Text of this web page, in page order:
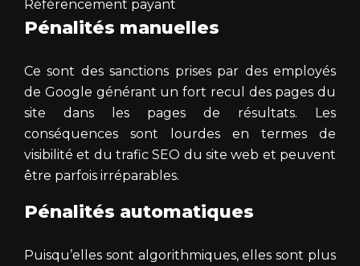
Référencement payant
Pénalités manuelles
Ce sont des sanctions prises par des employés
de Google générant un fort recul des pages du
site dans les pages de résultats. Les
conséquences sont lourdes en termes de
visibilité et du trafic SEO du site web et peuvent
être parfois irréparables.
Pénalités automatiques
Puisqu’elles sont algorithmiques, elles sont plus